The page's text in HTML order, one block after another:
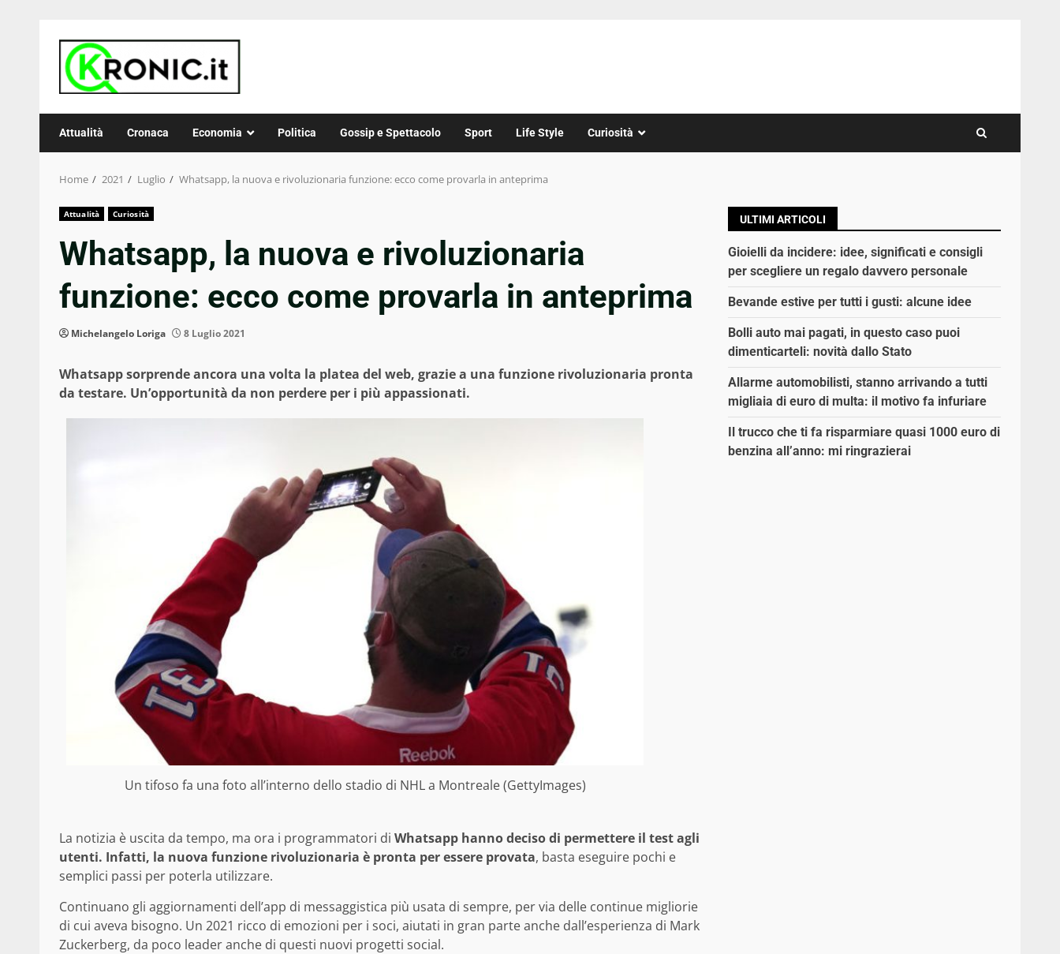
content
Attualità Cronaca Economia Politica Gossip e Spettacolo Sport Life Style Curiosità
Home 2021 Luglio Whatsapp, la nuova e rivoluzionaria funzione: ecco come provarla in anteprima
Attualità Curiosità
Whatsapp, la nuova e rivoluzionaria
funzione: ecco come provarla in anteprima
Michelangelo Loriga 8 Luglio 2021
Whatsapp sorprende ancora una volta la platea del web, grazie a una funzione rivoluzionaria pronta
da testare. Un’opportunità da non perdere per i più appassionati.
Un tifoso fa una foto all’interno dello stadio di NHL a Montreale (GettyImages)
La notizia è uscita da tempo, ma ora i programmatori di Whatsapp hanno deciso di permettere il test agli
utenti. Infatti, la nuova funzione rivoluzionaria è pronta per essere provata, basta eseguire pochi e
semplici passi per poterla utilizzare.
Continuano gli aggiornamenti dell’app di messaggistica più usata di sempre, per via delle continue migliorie
di cui aveva bisogno. Un 2021 ricco di emozioni per i soci, aiutati in gran parte anche dall’esperienza di Mark
Zuckerberg, da poco leader anche di questi nuovi progetti social.
ULTIMI ARTICOLI
Gioielli da incidere: idee, significati e consigli
per scegliere un regalo davvero personale
Bevande estive per tutti i gusti: alcune idee
Bolli auto mai pagati, in questo caso puoi
dimenticarteli: novità dallo Stato
Allarme automobilisti, stanno arrivando a tutti
migliaia di euro di multa: il motivo fa infuriare
Il trucco che ti fa risparmiare quasi 1000 euro di
benzina all’anno: mi ringrazierai